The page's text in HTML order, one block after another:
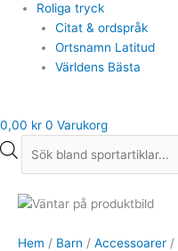
Roliga tryck
Citat & ordspråk
Ortsnamn Latitud
Världens Bästa
0,00 kr 0 Varukorg
Hem / Barn / Accessoarer /
Mössa
orginal